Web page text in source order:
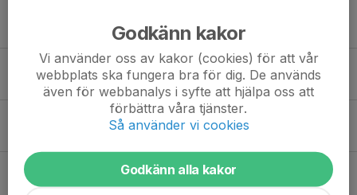
Idag, 07:38
Sommarkrönika 2026: BTO har ordet
Truppdatering: Eric Forsberg klar för MHC
18 jun, 09:00
Godkänn kakor
Vi använder oss av kakor (cookies) för att vår
webbplats ska fungera bra för dig. De används
även för webbanalys i syfte att hjälpa oss att
förbättra våra tjänster.
Så använder vi cookies
Godkänn alla kakor